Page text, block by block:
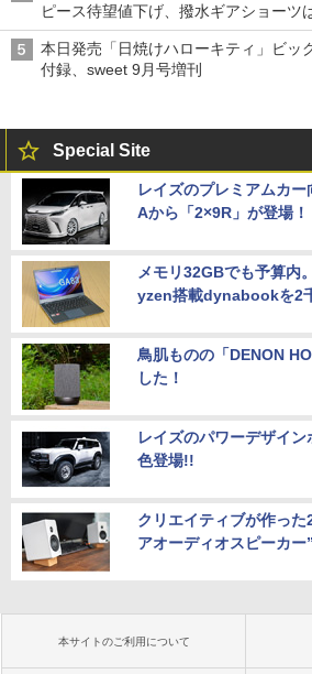
ピース待望値下げ、撥水ギアショーツ
本日発売「日焼けハローキティ」ビッ
付録、sweet 9月号増刊
Special Site
レイズのプレミアムカ
Aから「2×9R」が登場！
メモリ32GBでも予算内
yzen搭載dynabookを2
鳥肌ものの「DENON
した！
レイズのパワーデザイ
色登場!!
クリエイティブが作った
アオーディオスピーカー”
本サイトのご利用について